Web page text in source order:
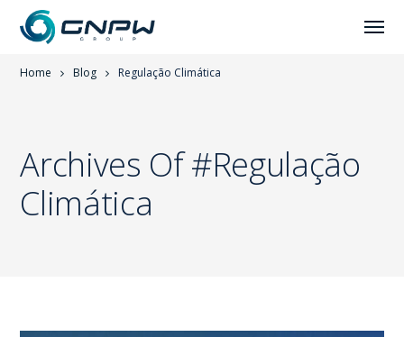
Home Blog Regulação Climática
Archives Of #Regulação
Climática